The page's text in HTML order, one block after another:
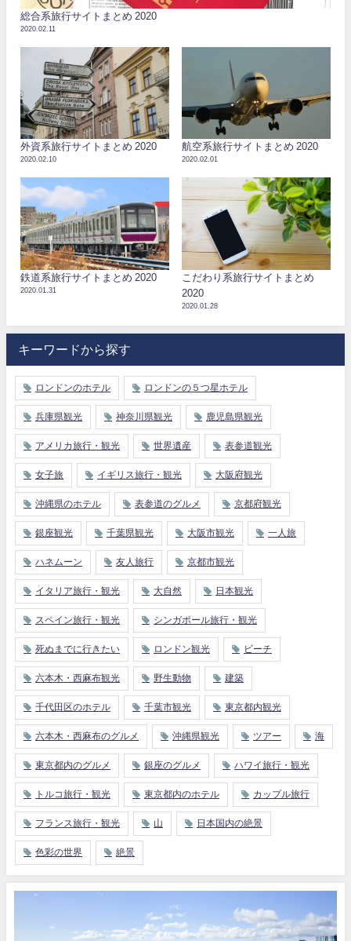
総合系旅行サイトまとめ 2020
2020.02.11
外資系旅行サイトまとめ 2020
2020.02.10
航空系旅行サイトまとめ 2020
2020.02.01
鉄道系旅行サイトまとめ 2020
2020.01.31
こだわり系旅行サイトまとめ
2020
2020.01.28
キーワードから探す
ロンドンのホテル ロンドンの５つ星ホテル
兵庫県観光 神奈川県観光 鹿児島県観光
アメリカ旅行・観光 世界遺産 表参道観光
女子旅 イギリス旅行・観光 大阪府観光
沖縄県のホテル 表参道のグルメ 京都府観光
銀座観光 千葉県観光 大阪市観光 一人旅
ハネムーン 友人旅行 京都市観光
イタリア旅行・観光 大自然 日本観光
スペイン旅行・観光 シンガポール旅行・観光
死ぬまでに行きたい ロンドン観光 ビーチ
六本木・西麻布観光 野生動物 建築
千代田区のホテル 千葉市観光 東京都内観光
六本木・西麻布のグルメ 沖縄県観光 ツアー 海
東京都内のグルメ 銀座のグルメ ハワイ旅行・観光
トルコ旅行・観光 東京都内のホテル カップル旅行
フランス旅行・観光 山 日本国内の絶景
色彩の世界 絶景